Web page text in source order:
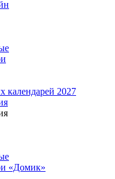
календарей 2027
«Домик»